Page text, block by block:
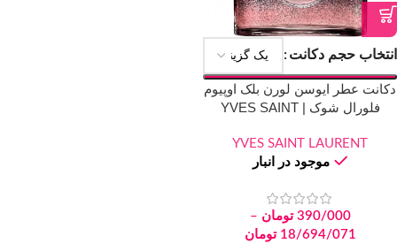
انتخاب حجم دکانت
دکانت عطر ایوسن لورن بلک اوپیوم
فلورال شوک | YVES SAINT
Shock
YVES SAINT LAURENT
موجود در انبار
390/000 تومان –
18/694/071 تومان